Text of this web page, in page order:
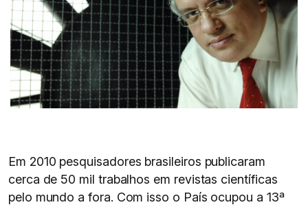
Em 2010 pesquisadores brasileiros publicaram
cerca de 50 mil trabalhos em revistas científicas
pelo mundo a fora. Com isso o País ocupou a 13ª